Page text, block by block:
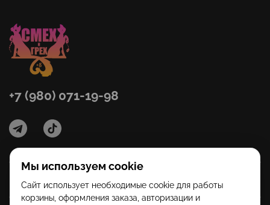
Категории
+7 (980) 071-19-98
Мы используем cookie
Сайт использует необходимые cookie для работы
корзины, оформления заказа, авторизации и